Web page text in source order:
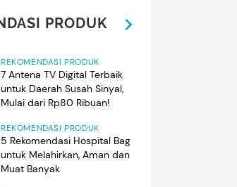
PRODUK
REKOMENDASI PRODUK
7 Antena TV Digital Terbaik
untuk Daerah Susah Sinyal,
Mulai dari Rp80 Ribuan!
REKOMENDASI PRODUK
5 Rekomendasi Hospital Bag
untuk Melahirkan, Aman dan
Muat Banyak